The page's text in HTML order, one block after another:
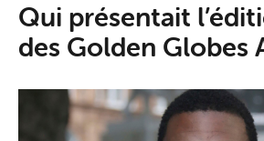
Qui pré­sen­tait
des Gol­den Globes